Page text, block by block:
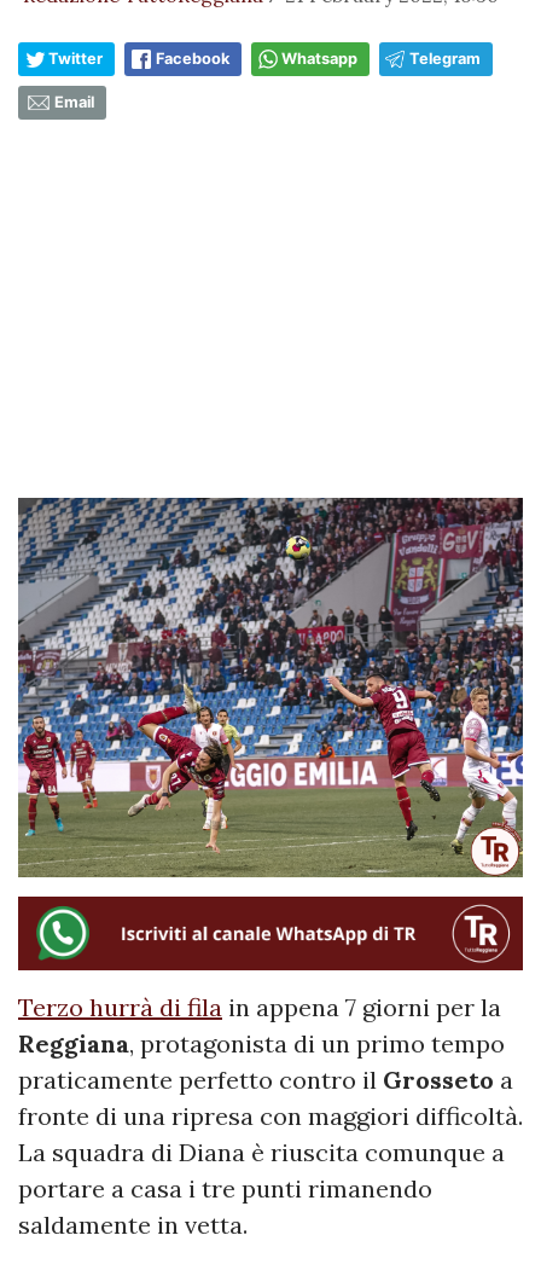
Twitter Facebook Whatsapp Telegram
Email
Terzo hurrà di fila in appena 7 giorni per la
Reggiana, protagonista di un primo tempo
praticamente perfetto contro il Grosseto a
fronte di una ripresa con maggiori difficoltà.
La squadra di Diana è riuscita comunque a
portare a casa i tre punti rimanendo
saldamente in vetta.